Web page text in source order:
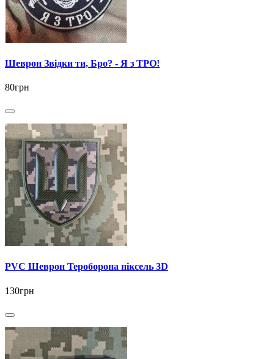
Шеврон Звідки ти, Бро? - Я з ТРО!
80грн
PVC Шеврон Тероборона піксель 3D
130грн